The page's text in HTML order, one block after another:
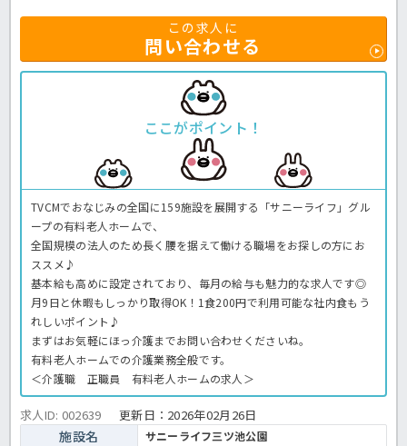
この求人に
問い合わせる
ここがポイント！
TVCMでおなじみの全国に159施設を展開する「サニーライフ」グル
ープの有料老人ホームで、
全国規模の法人のため長く腰を据えて働ける職場をお探しの方にお
ススメ♪
基本給も高めに設定されており、毎月の給与も魅力的な求人です◎
月9日と休暇もしっかり取得OK！1食200円で利用可能な社内食もう
れしいポイント♪
まずはお気軽にほっ介護までお問い合わせくださいね。
有料老人ホームでの介護業務全般です。
＜介護職 正職員 有料老人ホームの求人＞
求人ID: 002639 更新日： 2026年02月26日
施設名 サニーライフ三ツ池公園